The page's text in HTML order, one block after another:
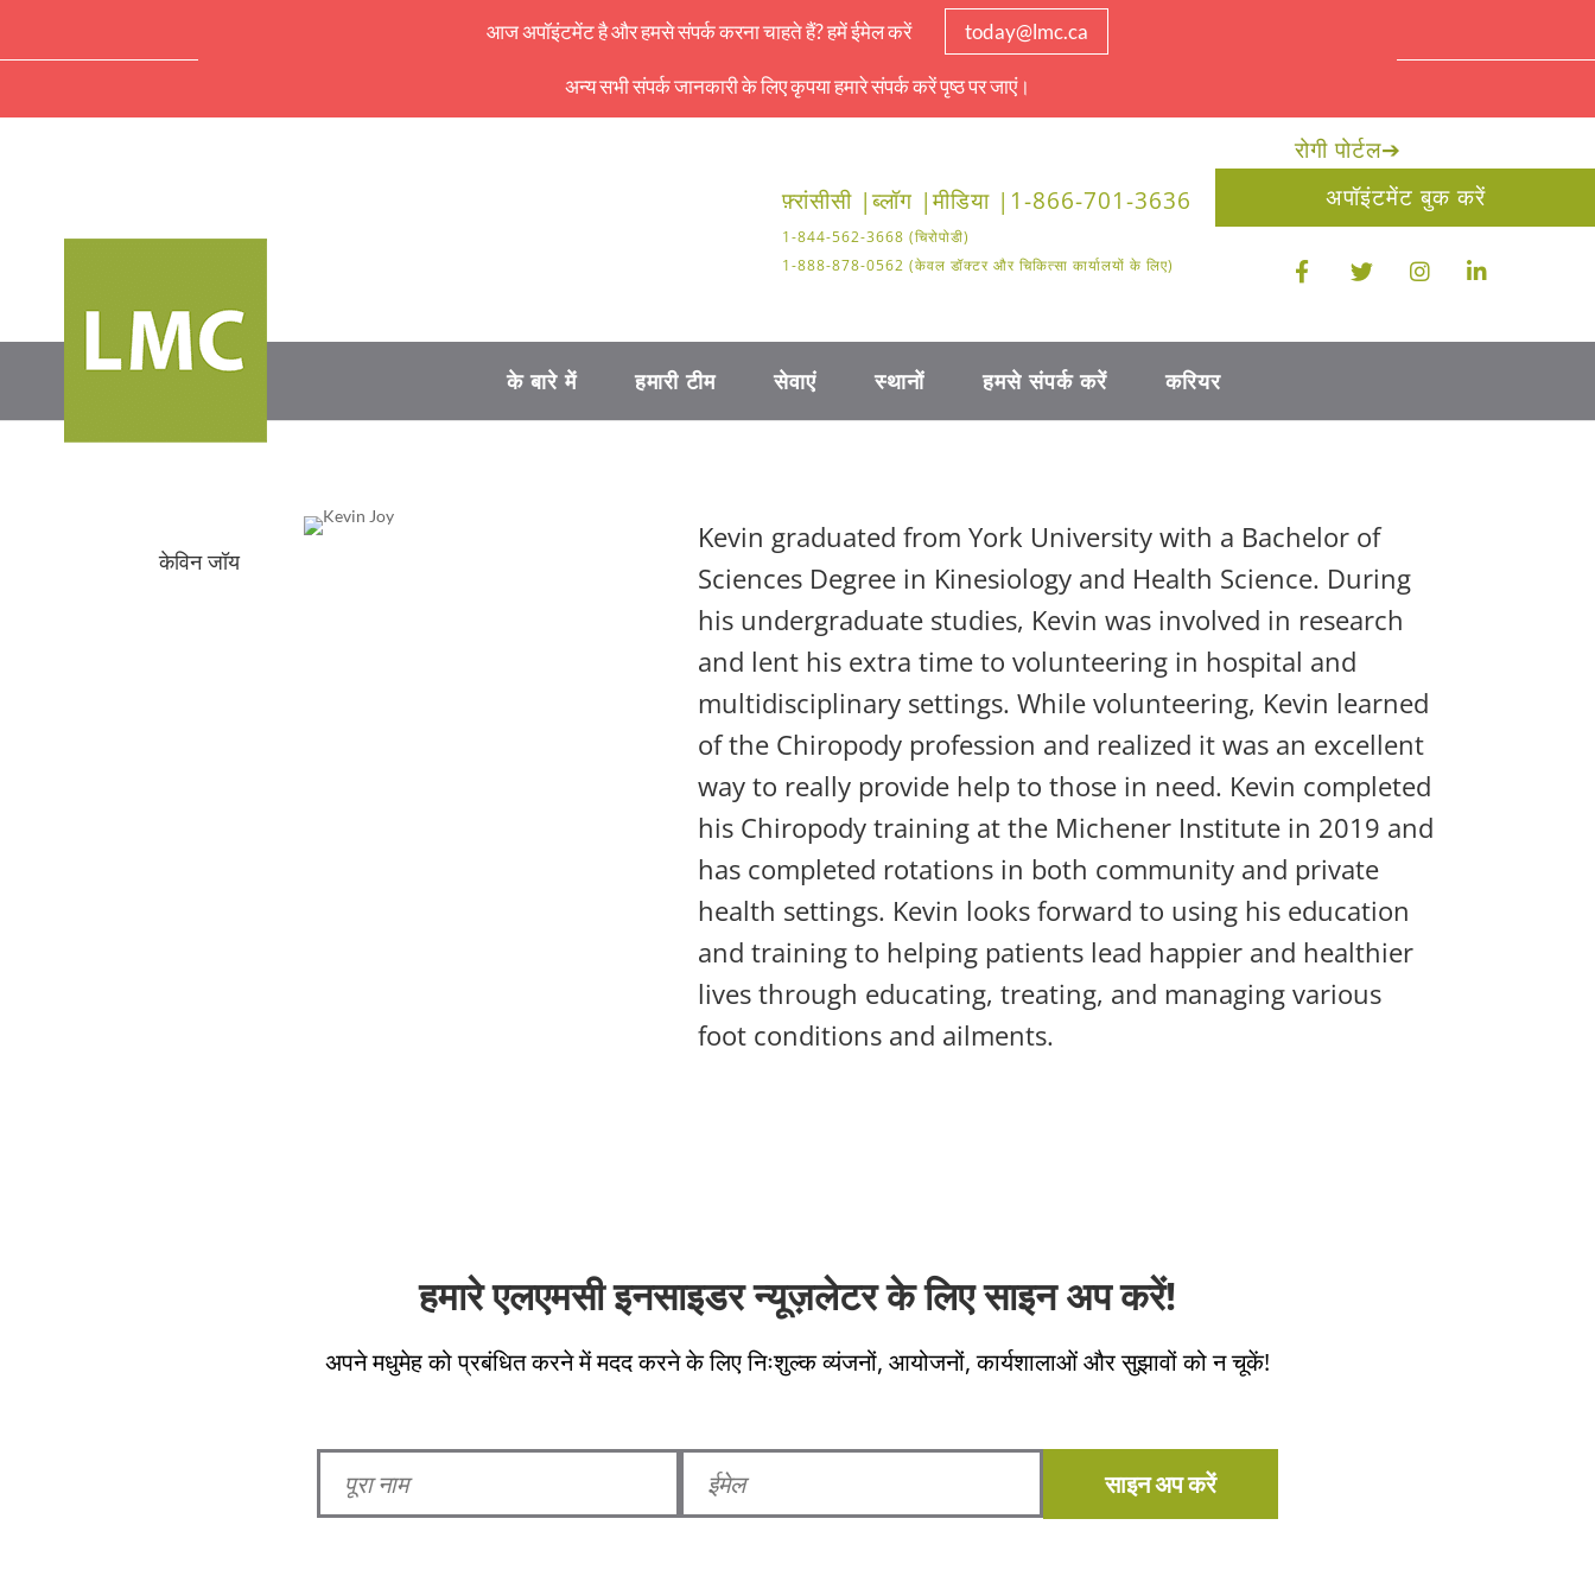
आज अपॉइंटमेंट है और हमसे संपर्क करना चाहते हैं? हमें ईमेल करें today@lmc.ca
अन्य सभी संपर्क जानकारी के लिए कृपया हमारे संपर्क करें पृष्ठ पर जाएं।
फ़्रांसीसी |ब्लॉग |मीडिया | 1-866-701-3636
1-844-562-3668 (चिरोपोडी)
1-888-878-0562 (केवल डॉक्टर और चिकित्सा कार्यालयों के लिए)
रोगी पोर्टल➔
अपॉइंटमेंट बुक करें
के बारे में हमारी टीम सेवाएं स्थानों हमसे संपर्क करें करियर
केविन जॉय
Kevin graduated from York University with a Bachelor of
Sciences Degree in Kinesiology and Health Science. During
his undergraduate studies, Kevin was involved in research
and lent his extra time to volunteering in hospital and
multidisciplinary settings. While volunteering, Kevin learned
of the Chiropody profession and realized it was an excellent
way to really provide help to those in need. Kevin completed
his Chiropody training at the Michener Institute in 2019 and
has completed rotations in both community and private
health settings. Kevin looks forward to using his education
and training to helping patients lead happier and healthier
lives through educating, treating, and managing various
foot conditions and ailments.
हमारे एलएमसी इनसाइडर न्यूज़लेटर के लिए साइन अप करें!
अपने मधुमेह को प्रबंधित करने में मदद करने के लिए निःशुल्क व्यंजनों, आयोजनों, कार्यशालाओं और सुझावों को न चूकें!
साइन अप करें